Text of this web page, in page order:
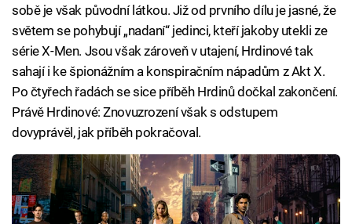
sobě je však původní látkou. Již od prvního dílu je jasné, že
světem se pohybují „nadaní“ jedinci, kteří jakoby utekli ze
série X-Men. Jsou však zároveň v utajení, Hrdinové tak
sahají i ke špionážním a konspiračním nápadům z Akt X.
Po čtyřech řadách se sice příběh Hrdinů dočkal zakončení.
Právě Hrdinové: Znovuzrození však s odstupem
dovyprávěl, jak příběh pokračoval.